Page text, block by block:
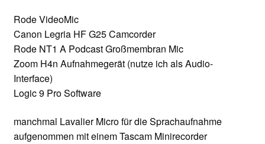
Rode VideoMic
Canon Legria HF G25 Camcorder
Rode NT1 A Podcast Großmembran Mic
Zoom H4n Aufnahmegerät (nutze ich als Audio-
Interface)
Logic 9 Pro Software
manchmal Lavalier Micro für die Sprachaufnahme
aufgenommen mit einem Tascam Minirecorder